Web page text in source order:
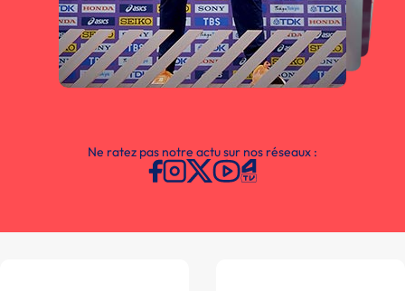
Ne ratez pas notre actu sur nos réseaux :